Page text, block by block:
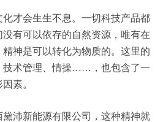
才会生生不息。一切科技产品都
有可以依存的自然资源，唯有在
精神是可以转化为物质的。这里的
技术管理、情操……，也包含了一
素。
沛新能源有限公司，这种精神就